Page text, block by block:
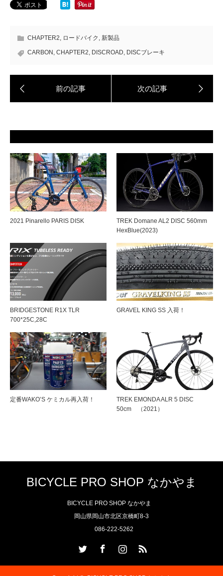
CHAPTER2, ロードバイク , 新製品
CARBON , CHAPTER2, DISCROAD, DISCブレーキ
2021 Pinarello PARIS DISK
TREK Domane AL2 DISC 560mm
HexBlue(2023)
BRIDGESTONE R1X TLR
700*25C,28C
GRAVEL KING SS 入荷！
定番WAKO’S ケミカル再入荷！
TREK EMONDA ALR 5 DISC
50cm （2021）
BICYCLE PRO SHOP なかやま
BICYCLE PRO SHOP なかやま
岡山県岡山市北区京橋町8-3
086-222-5262